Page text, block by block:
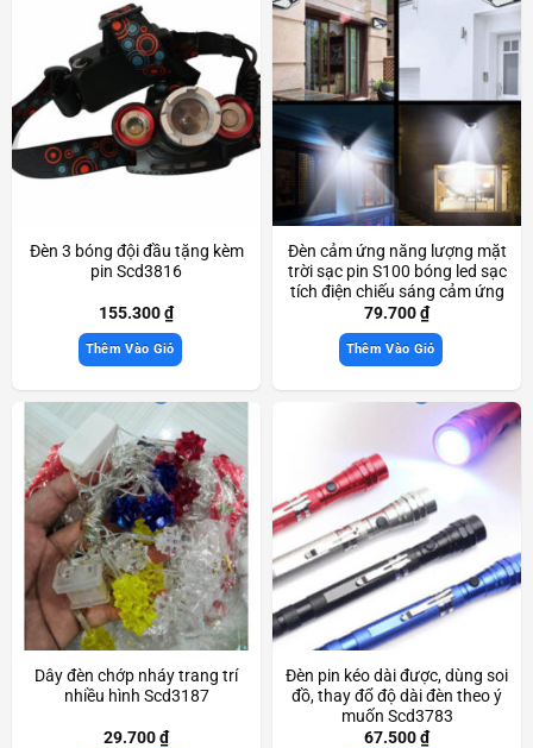
Đèn 3 bóng đội đầu tặng kèm
pin Scd3816
155.300₫
Thêm Vào Giỏ
Đèn cảm ứng năng lượng mặt
trời sạc pin S100 bóng led sạc
tích điện chiếu sáng cảm ứng
thông minh Scd3530
79.700₫
Thêm Vào Giỏ
Dây đèn chớp nháy trang trí
nhiều hình Scd3187
29.700₫
Đèn pin kéo dài được, dùng soi
đồ, thay đổ độ dài đèn theo ý
muốn Scd3783
67.500₫